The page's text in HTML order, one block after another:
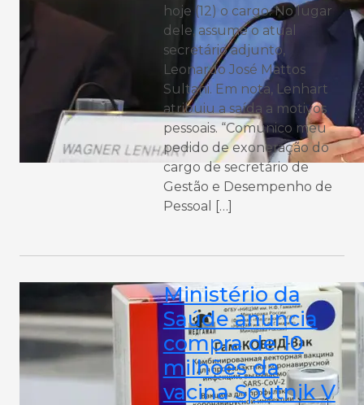
hoje (12) o cargo. No lugar
dele, assume o atual
secretário adjunto,
Leonardo José Mattos
Sultani. Em nota, Lenhart
atribuiu a saída a motivos
pessoais. “Comunico meu
pedido de exoneração do
cargo de secretário de
Gestão e Desempenho de
Pessoal […]
Ministério da
Saúde anuncia
compra de 10
milhões da
vacina Sputnik V